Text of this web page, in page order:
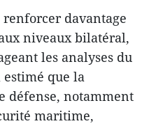
davantage
niveaux bilatéral,
les analyses du
que la
défense, notamment
maritime,